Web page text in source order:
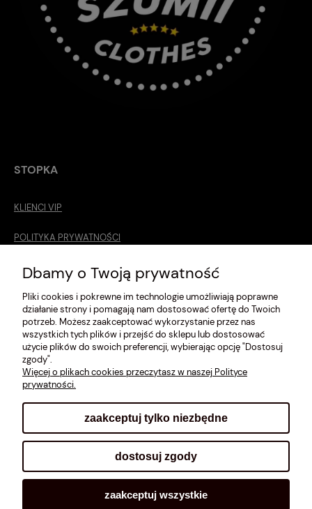
STOPKA
KLIENCI VIP
POLITYKA PRYWATNOŚCI
O MNIE
ROZMIARÓWKA [cm]
REGULAMIN
METODY PŁATNOŚCI
Sklep internetowy Shoplo.pl, powered byShoper.
Dbamy o Twoją prywatność
Pliki cookies i pokrewne im technologie umożliwiają poprawne
działanie strony i pomagają nam dostosować ofertę do Twoich
potrzeb. Możesz zaakceptować wykorzystanie przez nas
wszystkich tych plików i przejść do sklepu lub dostosować
użycie plików do swoich preferencji, wybierając opcję "Dostosuj
zgody".
Więcej o plikach cookies przeczytasz w naszej Polityce
prywatności.
zaakceptuj tylko niezbędne
dostosuj zgody
zaakceptuj wszystkie